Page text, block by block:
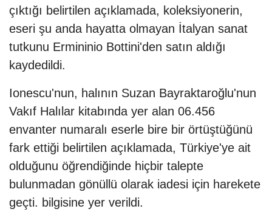
çıktığı belirtilen açıklamada, koleksiyonerin,
eseri şu anda hayatta olmayan İtalyan sanat
tutkunu Ermininio Bottini'den satın aldığı
kaydedildi.
Ionescu'nun, halının Suzan Bayraktaroğlu'nun
Vakıf Halılar kitabında yer alan 06.456
envanter numaralı eserle bire bir örtüştüğünü
fark ettiği belirtilen açıklamada, Türkiye'ye ait
olduğunu öğrendiğinde hiçbir talepte
bulunmadan gönüllü olarak iadesi için harekete
geçti. bilgisine yer verildi.